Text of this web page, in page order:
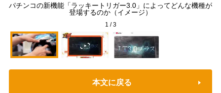
パチンコの新機能「ラッキートリガー3.0」によってどんな機種が
登場するのか（イメージ）
1 /3
本文に戻る